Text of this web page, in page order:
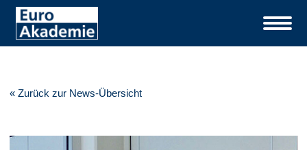
« Zurück zur News-Übersicht